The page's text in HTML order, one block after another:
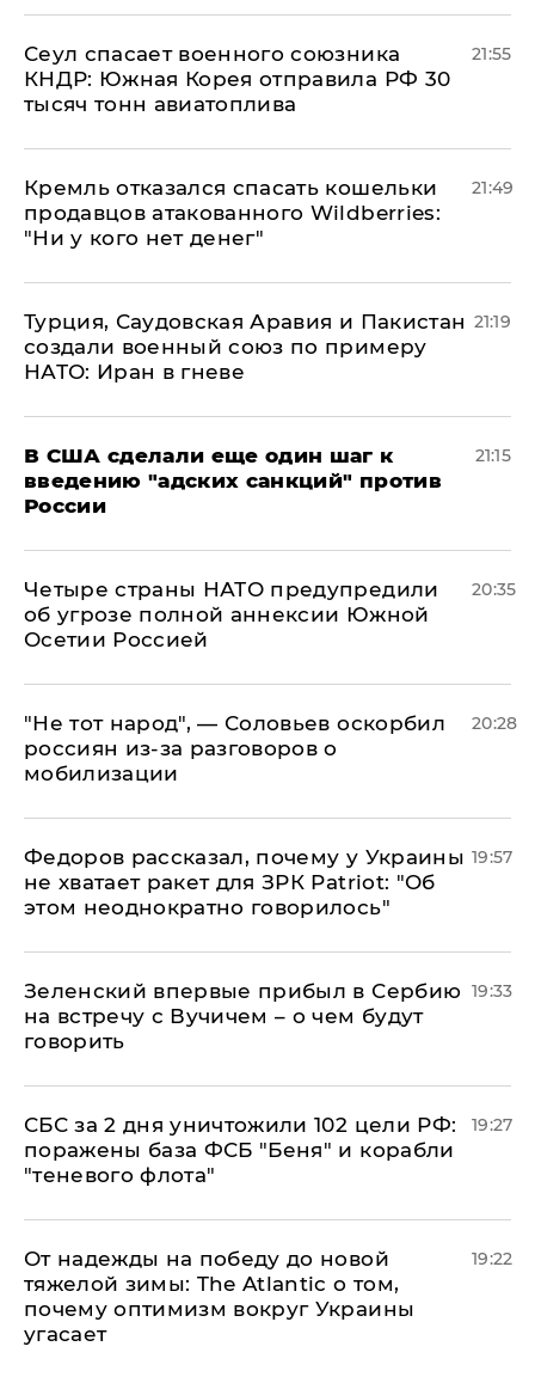
​Сеул спасает военного союзника
КНДР: Южная Корея отправила РФ 30
тысяч тонн авиатоплива
21:55
Кремль отказался спасать кошельки
продавцов атакованного Wildberries:
"Ни у кого нет денег"
21:49
Турция, Саудовская Аравия и Пакистан
создали военный союз по примеру
НАТО: Иран в гневе
21:19
В США сделали еще один шаг к
введению "адских санкций" против
России
21:15
Четыре страны НАТО предупредили
об угрозе полной аннексии Южной
Осетии Россией
20:35
​"Не тот народ", — Соловьев оскорбил
россиян из-за разговоров о
мобилизации
20:28
Федоров рассказал, почему у Украины
не хватает ракет для ЗРК Patriot: "Об
этом неоднократно говорилось"
19:57
Зеленский впервые прибыл в Сербию
на встречу с Вучичем – о чем будут
говорить
19:33
СБС за 2 дня уничтожили 102 цели РФ:
поражены база ФСБ "Беня" и корабли
"теневого флота"
19:27
От надежды на победу до новой
тяжелой зимы: The Atlantic о том,
почему оптимизм вокруг Украины
угасает
19:22